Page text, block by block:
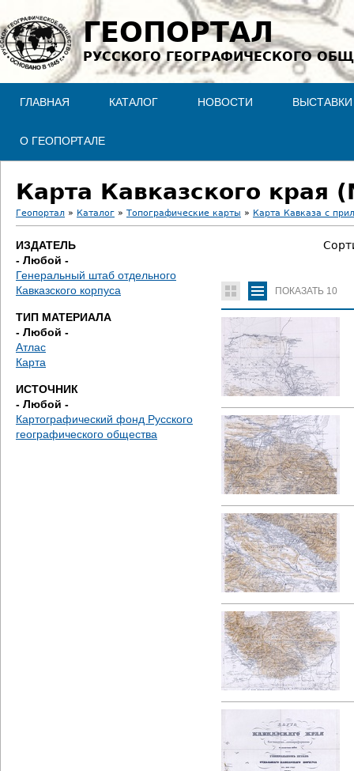
Jump to navigation
ГЕОПОРТАЛ
РУССКОГО ГЕОГРАФИЧЕСКОГО
ГЛАВНАЯ КАТАЛОГ НОВОСТИ ВЫСТАВКИ
О ГЕОПОРТАЛЕ
Карта Кавказского края
В
ы
з
д
е
с
ь
Геопортал » Каталог » Топографические карты » Карта Кавказа с
ИЗДАТЕЛЬ
- Любой -
Генеральный штаб отдельного
Кавказского корпуса
ТИП МАТЕРИАЛА
- Любой -
Атлас
Карта
ИСТОЧНИК
- Любой -
Картографический фонд Русского
географического общества
ПОКАЗАТЬ 10